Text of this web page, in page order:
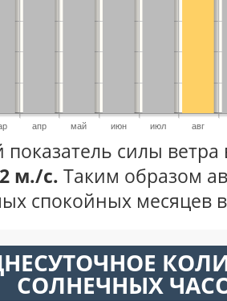
апр май июн июл авг
силы ветра
м./с. Таким образом
спокойных месяцев
СОЛНЕЧНЫХ